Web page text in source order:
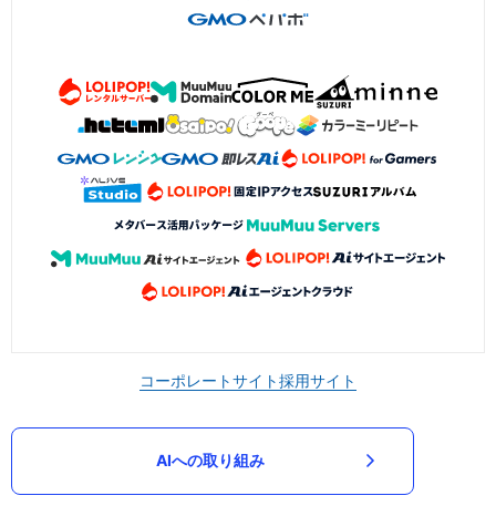
コーポレートサイト採用サイト
AIへの取り組み